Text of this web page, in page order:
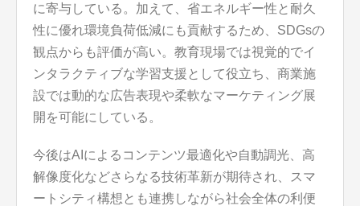
に寄与している。加えて、省エネルギー性と耐久
性に優れ環境負荷低減にも貢献するため、SDGsの
観点からも評価が高い。教育現場では視覚的でイ
ンタラクティブな学習支援として役立ち、商業施
設では動的な広告表現や柔軟なマーケティング展
開を可能にしている。
今後はAIによるコンテンツ最適化や自動調光、高
解像度化などさらなる技術革新が期待され、スマ
ートシティ構想とも連携しながら社会全体の利便